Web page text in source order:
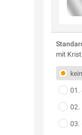
mit
01.
02.
03.